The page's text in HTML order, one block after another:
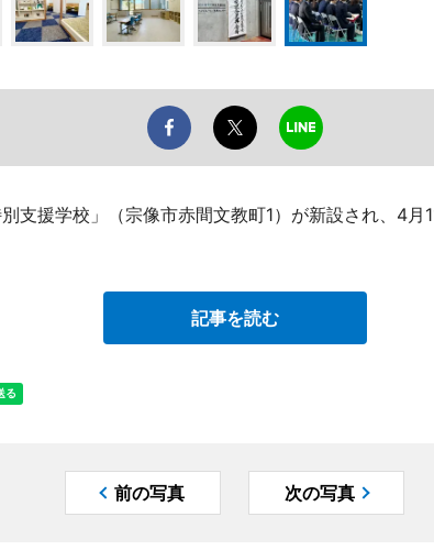
別支援学校」（宗像市赤間文教町1）が新設され、4月
記事を読む
前の写真 次の写真